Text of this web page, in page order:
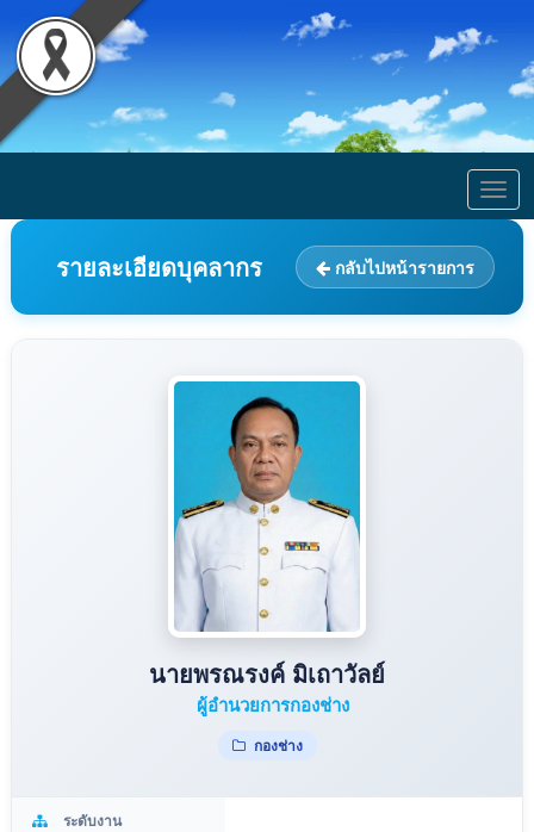
รายละเอียดบุคลากร กลับไปหน้ารายการ
นายพรณรงค์ มิเถาวัลย์
ผู้อำนวยการกองช่าง
กองช่าง
ระดับงาน